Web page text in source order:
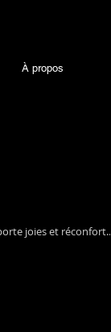
À propos
joies et réconfort...